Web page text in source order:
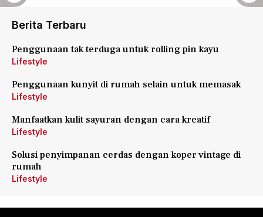
Berita Terbaru
Penggunaan tak terduga untuk rolling pin kayu
Lifestyle
Penggunaan kunyit di rumah selain untuk memasak
Lifestyle
Manfaatkan kulit sayuran dengan cara kreatif
Lifestyle
Solusi penyimpanan cerdas dengan koper vintage di
rumah
Lifestyle